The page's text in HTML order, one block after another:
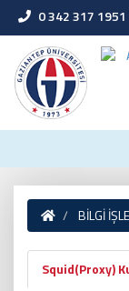
0 342 317 1951
BİLGİ
Squid(Proxy)